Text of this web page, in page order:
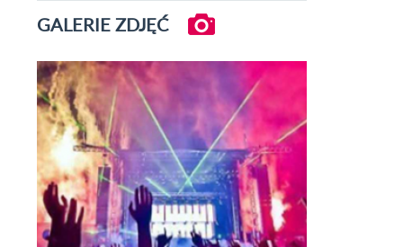
GALERIE ZDJĘĆ